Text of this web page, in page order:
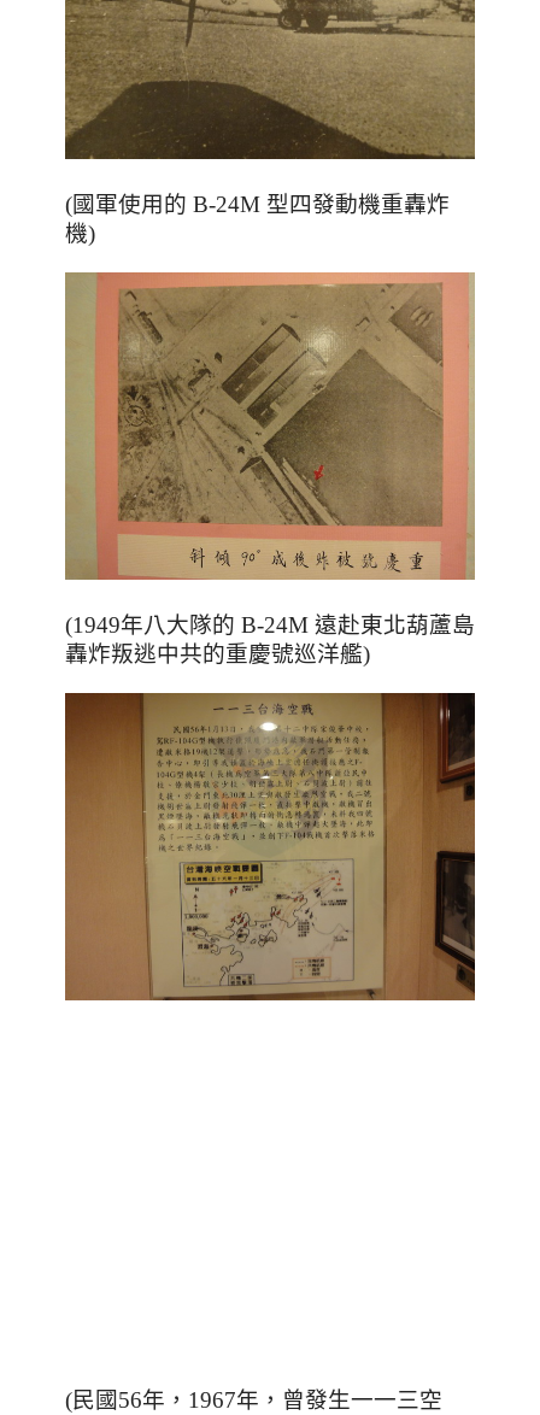
(國軍使用的 B-24M 型四發動機重轟炸
機)
(1949年八大隊的 B-24M 遠赴東北葫蘆島
轟炸叛逃中共的重慶號巡洋艦)
(民國56年， 1967年， 曾發生一一三空